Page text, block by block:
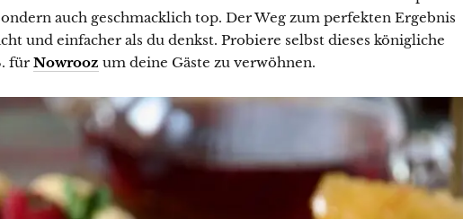
auch geschmacklich top. Der Weg zum perfekten Ergebnis
und einfacher als du denkst. Probiere selbst dieses königliche
für Nowrooz um deine Gäste zu verwöhnen.
Lust auf eine kleine Portion
Küchenzauber in deinem Postfach?